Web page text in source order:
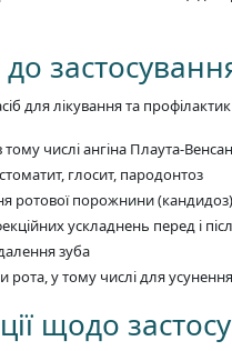
для лікування та
тому числі ангіна Плаута-
стоматит, глосит, пародонтоз
ротової порожнини (кандидоз)
ускладнень перед і
зуба
рота, у тому числі для
щодо